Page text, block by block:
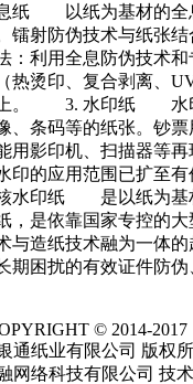
以纸为基材的全
镭射防伪技术与纸张
：利用全息防伪技术
热烫印、复合剥离、
上。 3. 水印纸 水印
、条码等的纸张。钞
用影印机、扫描器等
印的应用范围已扩至有
印纸 是以纸为基
，是依靠国家专控的
与造纸技术融为一体
期困扰的有效证件防伪
© 2014-2017
通纸业有限公司 版权
网络科技有限公司 技